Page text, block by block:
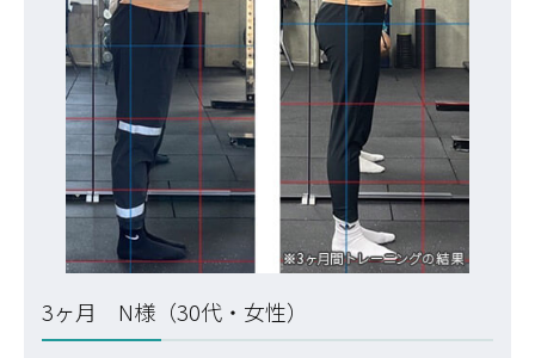
3ヶ月 N様（30代・女性）